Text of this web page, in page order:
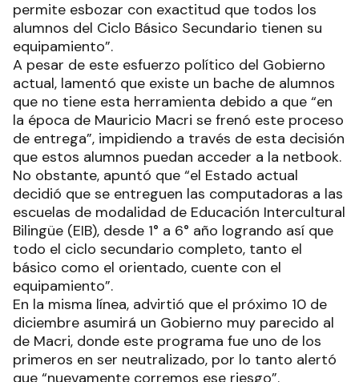
permite esbozar con exactitud que todos los
alumnos del Ciclo Básico Secundario tienen su
equipamiento”.
A pesar de este esfuerzo político del Gobierno
actual, lamentó que existe un bache de alumnos
que no tiene esta herramienta debido a que “en
la época de Mauricio Macri se frenó este proceso
de entrega”, impidiendo a través de esta decisión
que estos alumnos puedan acceder a la netbook.
No obstante, apuntó que “el Estado actual
decidió que se entreguen las computadoras a las
escuelas de modalidad de Educación Intercultural
Bilingüe (EIB), desde 1° a 6° año logrando así que
todo el ciclo secundario completo, tanto el
básico como el orientado, cuente con el
equipamiento”.
En la misma línea, advirtió que el próximo 10 de
diciembre asumirá un Gobierno muy parecido al
de Macri, donde este programa fue uno de los
primeros en ser neutralizado, por lo tanto alertó
que “nuevamente corremos ese riesgo”.